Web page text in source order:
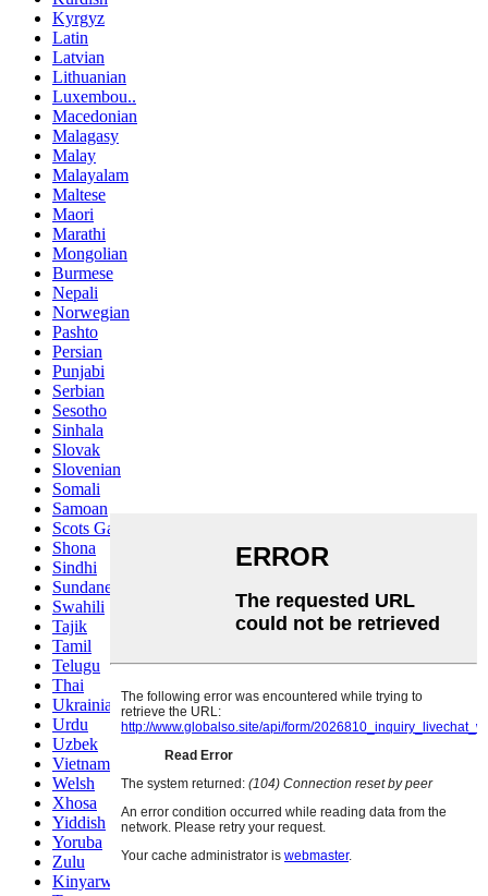
Kyrgyz
Latin
Latvian
Lithuanian
Luxembou..
Macedonian
Malagasy
Malay
Malayalam
Maltese
Maori
Marathi
Mongolian
Burmese
Nepali
Norwegian
Pashto
Persian
Punjabi
Serbian
Sesotho
Sinhala
Slovak
Slovenian
Somali
Samoan
Scots Gaelic
Shona
Sindhi
Sundanese
Swahili
Tajik
Tamil
Telugu
Thai
Ukrainian
Urdu
Uzbek
Vietnamese
Welsh
Xhosa
Yiddish
Yoruba
Zulu
Kinyarwanda